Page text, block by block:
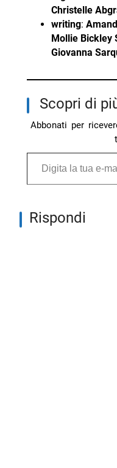
Christelle
writing:
Mollie Bickley
Giovanna
Scopri di
Abbonati per
Digita la tua e-mail...
Rispondi